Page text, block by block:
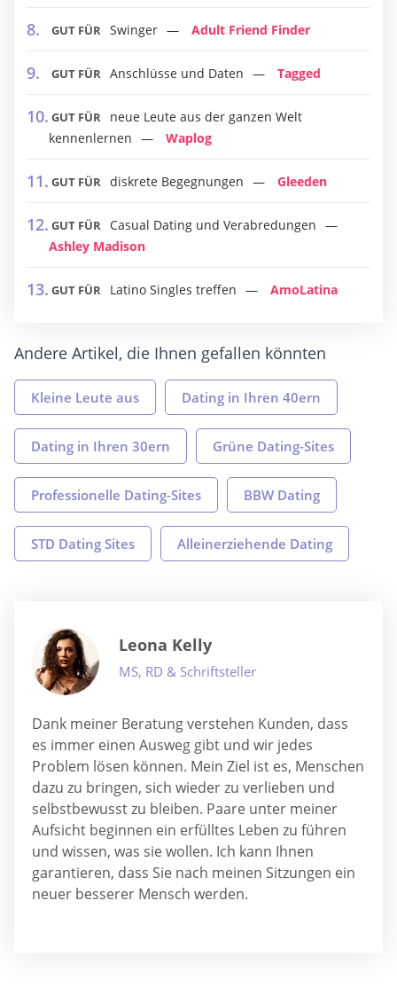
GUT FÜR Swinger Adult Friend Finder
GUT FÜR Anschlüsse und Daten Tagged
GUT FÜR
neue Leute aus der ganzen Welt
kennenlernen
Waplog
GUT FÜR diskrete Begegnungen Gleeden
GUT FÜR
Casual Dating und Verabredungen
Ashley Madison
GUT FÜR Latino Singles treffen AmoLatina
Andere Artikel, die Ihnen gefallen könnten
Kleine Leute aus Dating in Ihren 40ern
Dating in Ihren 30ern Grüne Dating-Sites
Professionelle Dating-Sites BBW Dating
STD Dating Sites Alleinerziehende Dating
Leona Kelly
MS, RD & Schriftsteller
Dank meiner Beratung verstehen Kunden, dass
es immer einen Ausweg gibt und wir jedes
Problem lösen können. Mein Ziel ist es, Menschen
dazu zu bringen, sich wieder zu verlieben und
selbstbewusst zu bleiben. Paare unter meiner
Aufsicht beginnen ein erfülltes Leben zu führen
und wissen, was sie wollen. Ich kann Ihnen
garantieren, dass Sie nach meinen Sitzungen ein
neuer besserer Mensch werden.